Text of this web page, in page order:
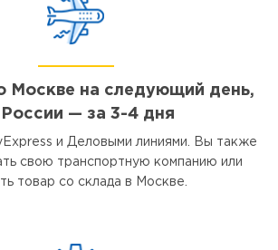
Москве на следующий день,
— за 3-4 дня
и Деловыми линиями. Вы также
свою транспортную компанию или
товар со склада в Москве.